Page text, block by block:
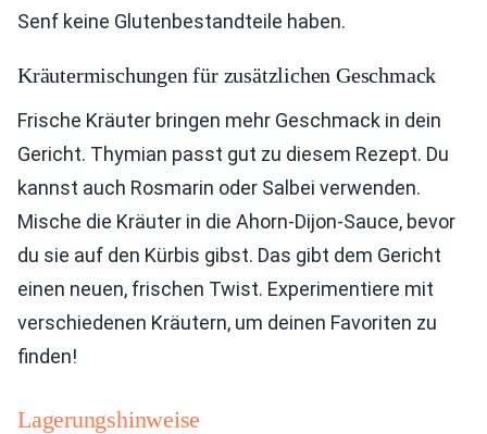
Senf keine Glutenbestandteile haben.
Kräutermischungen für zusätzlichen Geschmack
Frische Kräuter bringen mehr Geschmack in dein
Gericht. Thymian passt gut zu diesem Rezept. Du
kannst auch Rosmarin oder Salbei verwenden.
Mische die Kräuter in die Ahorn-Dijon-Sauce, bevor
du sie auf den Kürbis gibst. Das gibt dem Gericht
einen neuen, frischen Twist. Experimentiere mit
verschiedenen Kräutern, um deinen Favoriten zu
finden!
Lagerungshinweise